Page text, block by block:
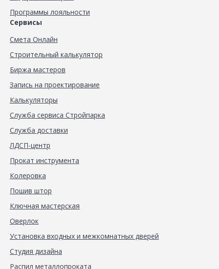
Программы лояльности
Сервисы
Смета Онлайн
Строительный калькулятор
Биржа мастеров
Запись на проектирование
Калькуляторы
Служба сервиса Стройпарка
Служба доставки
ЛДСП-центр
Прокат инструмента
Колеровка
Пошив штор
Ключная мастерская
Оверлок
Установка входных и межкомнатных дверей
Студия дизайна
Распил металлопроката